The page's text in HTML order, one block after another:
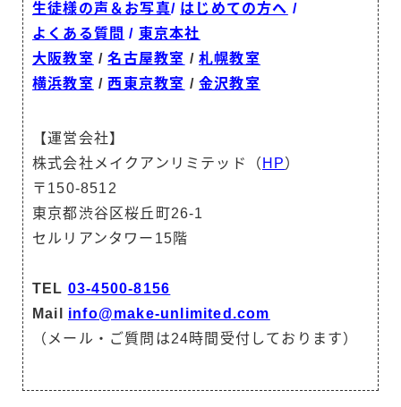
生徒様の声＆お写真/ はじめての方へ /
よくある質問 / 東京本社
大阪教室 / 名古屋教室 / 札幌教室
横浜教室 /西東京教室 /金沢教室
【運営会社】
株式会社メイクアンリミテッド（ HP）
〒150-8512
東京都渋谷区桜丘町26-1
セルリアンタワー15階
TEL 03-4500-8156
Mail info@make-unlimited.com
（メール・ご質問は24時間受付しております）